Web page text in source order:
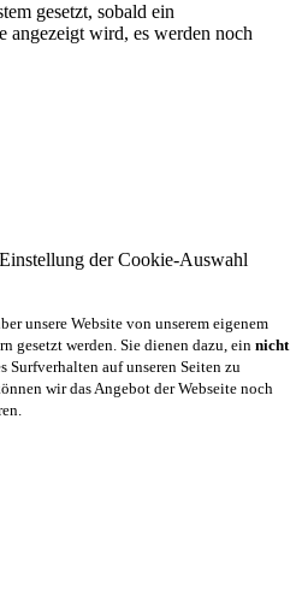
gesetzt, sobald ein
angezeigt wird, es werden noch
der Cookie-Auswahl
unsere Website von unserem eigenem
gesetzt werden. Sie dienen dazu, ein nicht
Surfverhalten auf unseren Seiten zu
wir das Angebot der Webseite noch